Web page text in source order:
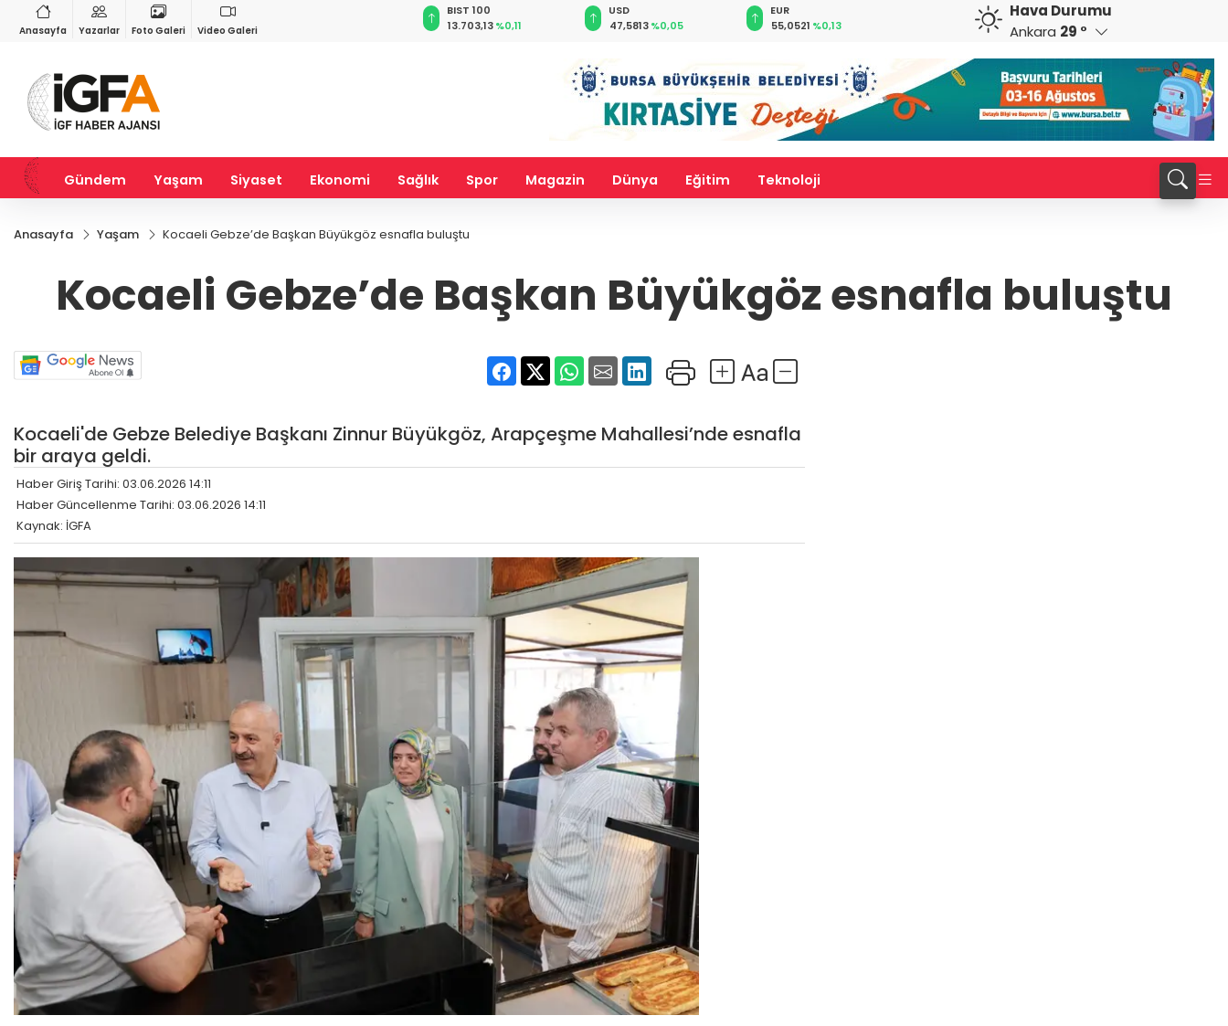
Anasayfa Yazarlar Foto Galeri Video Galeri
%0,37
0,0018%0,15
BIST 100
13.703,13%0,11
USD
47,5813%0,05
EUR
55,0521 %0,13 %0,16
CHF
58,9242
Hava Durumu
Ankara 29 °
Gündem Yaşam Siyaset Ekonomi Sağlık Spor Magazin Dünya Eğitim Teknoloji
Anasayfa Yaşam Kocaeli Gebze’de Başkan Büyükgöz esnafla buluştu
Kocaeli Gebze’de Başkan Büyükgöz esnafla buluştu
Kocaeli'de Gebze Belediye Başkanı Zinnur Büyükgöz, Arapçeşme Mahallesi’nde esnafla
bir araya geldi.
Haber Giriş Tarihi: 03.06.2026 14:11
Haber Güncellenme Tarihi: 03.06.2026 14:11
Kaynak: İGFA